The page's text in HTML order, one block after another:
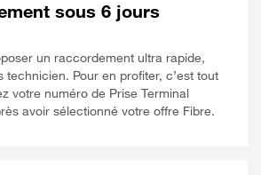
sous 6 jours
un raccordement ultra rapide,
technicien. Pour en profiter, c’est tout
votre numéro de Prise Terminal
avoir sélectionné votre offre Fibre.